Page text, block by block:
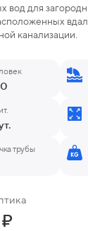
вод для
канализации.
трубы